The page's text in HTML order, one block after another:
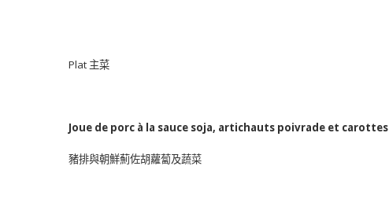
Plat 主菜
Joue de porc à la sauce soja, artichauts poivrade et
豬排與朝鮮薊佐胡蘿蔔及蔬菜